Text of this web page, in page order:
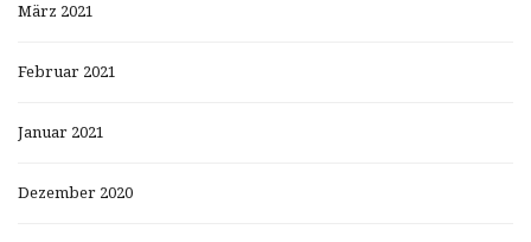
März 2021
Februar 2021
Januar 2021
Dezember 2020